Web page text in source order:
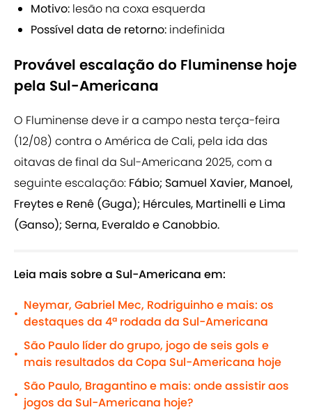
Motivo: lesão na coxa esquerda
Possível data de retorno: indefinida
Provável escalação do Fluminense hoje
pela Sul-Americana
O Fluminense deve ir a campo nesta terça-feira
(12/08) contra o América de Cali, pela ida das
oitavas de final da Sul-Americana 2025, com a
seguinte escalação: Fábio; Samuel Xavier, Manoel,
Freytes e Renê (Guga); Hércules, Martinelli e Lima
(Ganso); Serna, Everaldo e Canobbio.
Leia mais sobre a Sul-Americana em:
•
Neymar, Gabriel Mec, Rodriguinho e mais: os
destaques da 4ª rodada da Sul-Americana
•
São Paulo líder do grupo, jogo de seis gols e
mais resultados da Copa Sul-Americana hoje
•
São Paulo, Bragantino e mais: onde assistir aos
jogos da Sul-Americana hoje?